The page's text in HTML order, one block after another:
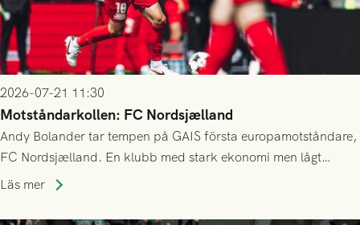
2026-07-21 11:30
Motståndarkollen: FC Nordsjælland
Andy Bolander tar tempen på GAIS första europamotståndare,
FC Nordsjælland. En klubb med stark ekonomi men lågt
publiksnitt, ett lag med både kollektiv styrka och individuell
Läs mer